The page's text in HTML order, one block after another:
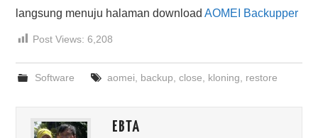
langsung menuju halaman downloadAOMEI Backupper
Post Views: 6,208
Software aomei backup close kloning restore
EBTA